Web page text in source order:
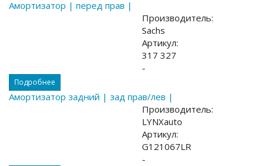
Амортизатор | перед прав |
Производитель:
Sachs
Артикул:
317 327
-
Подробнее
Амортизатор задний | зад прав/лев |
Производитель:
LYNXauto
Артикул:
G121067LR
-